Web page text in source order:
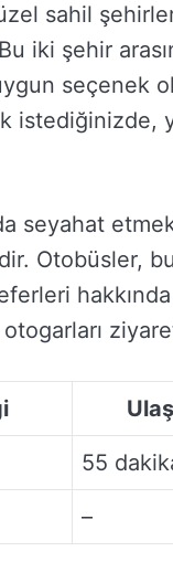
sahil
iki şehir
seçenek
istediğinizde,
seyahat
Otobüsler,
55
–